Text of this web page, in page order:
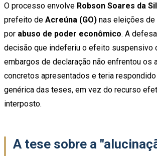
O processo envolve Robson Soares da
prefeito de Acreúna (GO) nas eleições de
por abuso de poder econômico. A
decisão que indeferiu o efeito suspensivo
embargos de declaração não enfrentou os
concretos apresentados e teria
genérica das teses, em vez do recurso
interposto.
A tese sobre a